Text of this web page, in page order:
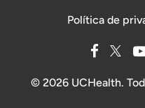
Política de
© 2026 UCHealth.